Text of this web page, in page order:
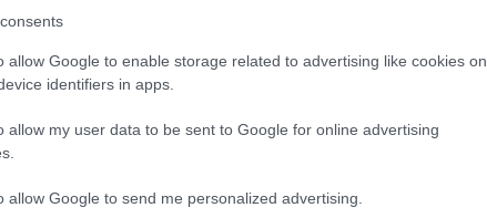
allow Google to enable storage related to advertising like cookies on
identifiers in apps.
allow my user data to be sent to Google for online advertising
allow Google to send me personalized advertising.
και Διεθνές Επίπεδο.
Μαχειμάρη
της Ρωμιοσύνης, το Ελληνικό έθνος, ανακτά
προμηνύει τη Θεοτόκω το «Χαίρε» και στην
της Επανάστασης και διεκδίκησε με